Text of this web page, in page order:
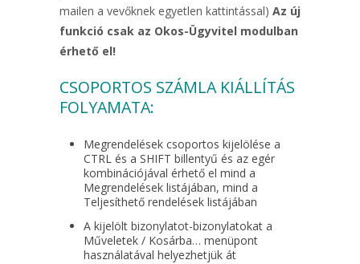
mailen a vevőknek egyetlen kattintással) Az új
funkció csak az Okos-Ügyvitel modulban
érhető el!
CSOPORTOS SZÁMLA KIÁLLÍTÁS
FOLYAMATA:
Megrendelések csoportos kijelölése a
CTRL és a SHIFT billentyű és az egér
kombinációjával érhető el mind a
Megrendelések listájában, mind a
Teljesíthető rendelések listájában
A kijelölt bizonylatot-bizonylatokat a
Műveletek / Kosárba… menüpont
használatával helyezhetjük át